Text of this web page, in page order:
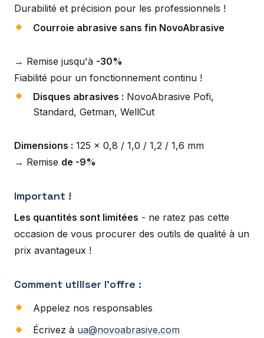
Durabilité et précision pour les professionnels !
Courroie abrasive sans fin NovoAbrasive
→ Remise jusqu'à -30%
Fiabilité pour un fonctionnement continu !
Disques abrasives : NovoAbrasive Pofi,
Standard, Getman, WellCut
Dimensions : 125 x 0,8 / 1,0 / 1,2 / 1,6 mm
→ Remise de -9%
Important !
Les quantités sont limitées - ne ratez pas cette
occasion de vous procurer des outils de qualité à un
prix avantageux !
Comment utiliser l'offre :
Appelez nos responsables
Écrivez à ua@novoabrasive.com